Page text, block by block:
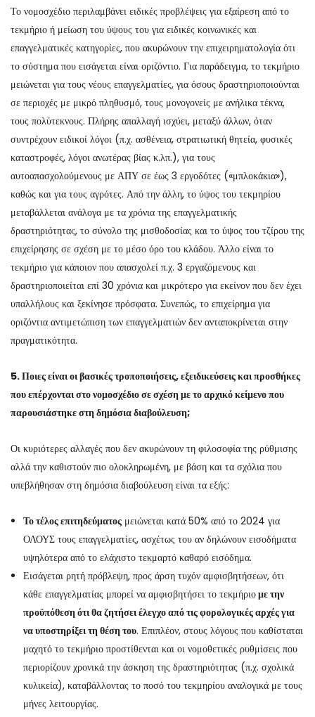
Το νομοσχέδιο περιλαμβάνει ειδικές προβλέψεις για εξαίρεση από το
τεκμήριο ή μείωση του ύψους του για ειδικές κοινωνικές και
επαγγελματικές κατηγορίες, που ακυρώνουν την επιχειρηματολογία ότι
το σύστημα που εισάγεται είναι οριζόντιο. Για παράδειγμα, το τεκμήριο
μειώνεται για τους νέους επαγγελματίες, για όσους δραστηριοποιούνται
σε περιοχές με μικρό πληθυσμό, τους μονογονείς με ανήλικα τέκνα,
τους πολύτεκνους. Πλήρης απαλλαγή ισχύει, μεταξύ άλλων, όταν
συντρέχουν ειδικοί λόγοι (π.χ. ασθένεια, στρατιωτική θητεία, φυσικές
καταστροφές, λόγοι ανωτέρας βίας κ.λπ.), για τους
αυτοαπασχολούμενους με ΑΠΥ σε έως 3 εργοδότες («μπλοκάκια»),
καθώς και για τους αγρότες. Από την άλλη, το ύψος του τεκμηρίου
μεταβάλλεται ανάλογα με τα χρόνια της επαγγελματικής
δραστηριότητας, το σύνολο της μισθοδοσίας και το ύψος του τζίρου της
επιχείρησης σε σχέση με το μέσο όρο του κλάδου. Άλλο είναι το
τεκμήριο για κάποιον που απασχολεί π.χ. 3 εργαζόμενους και
δραστηριοποιείται επί 30 χρόνια και μικρότερο για εκείνον που δεν έχει
υπαλλήλους και ξεκίνησε πρόσφατα. Συνεπώς, το επιχείρημα για
οριζόντια αντιμετώπιση των επαγγελματιών δεν ανταποκρίνεται στην
πραγματικότητα.
5. Ποιες είναι οι βασικές τροποποιήσεις, εξειδικεύσεις και προσθήκες
που επέρχονται στο νομοσχέδιο σε σχέση με το αρχικό κείμενο που
παρουσιάστηκε στη δημόσια διαβούλευση;
Οι κυριότερες αλλαγές που δεν ακυρώνουν τη φιλοσοφία της ρύθμισης
αλλά την καθιστούν πιο ολοκληρωμένη, με βάση και τα σχόλια που
υπεβλήθησαν στη δημόσια διαβούλευση είναι τα εξής:
Το τέλος επιτηδεύματος μειώνεται κατά 50% από το 2024 για
ΟΛΟΥΣ τους επαγγελματίες, ασχέτως του αν δηλώνουν εισοδήματα
υψηλότερα από το ελάχιστο τεκμαρτό καθαρό εισόδημα.
Εισάγεται ρητή πρόβλεψη, προς άρση τυχόν αμφισβητήσεων, ότι
κάθε επαγγελματίας μπορεί να αμφισβητήσει το τεκμήριομε την
προϋπόθεση ότι θα ζητήσει έλεγχο από τις φορολογικές αρχές για
να υποστηρίξει τη θέση του. Επιπλέον, στους λόγους που καθίσταται
μαχητό το τεκμήριο προστίθενται και οι νομοθετικές ρυθμίσεις που
περιορίζουν χρονικά την άσκηση της δραστηριότητας (π.χ. σχολικά
κυλικεία), καταβάλλοντας το ποσό του τεκμηρίου αναλογικά με τους
μήνες λειτουργίας.